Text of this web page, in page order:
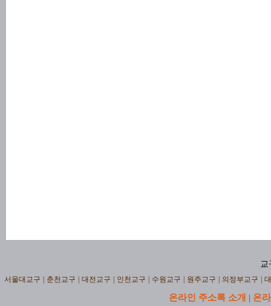
교
서울대교구 춘천교구 대전교구 인천교구 수원교구 원주교구 의정부교구
온라인 주소록 소개 | 온